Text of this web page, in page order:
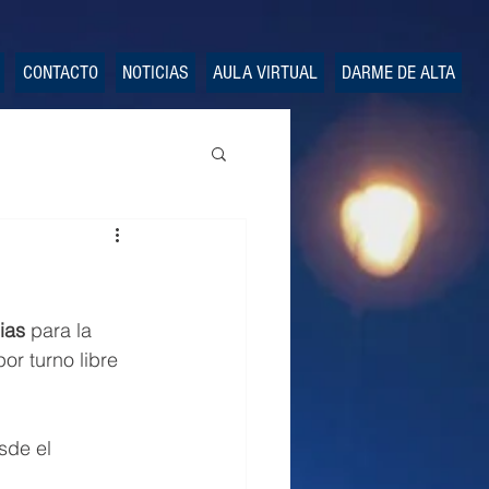
CONTACTO NOTICIAS AULA VIRTUAL DARME DE ALTA
para la
turno libre
el